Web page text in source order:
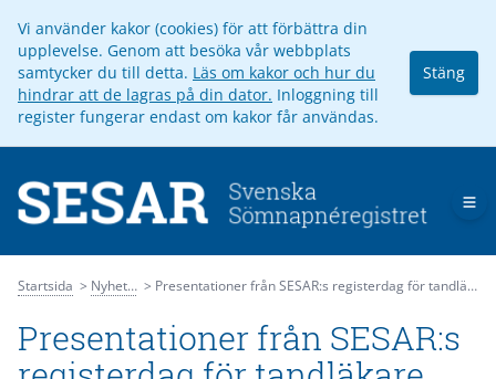
Vi använder kakor (cookies) för att förbättra din
upplevelse. Genom att besöka vår webbplats
samtycker du till detta. Läs om kakor och hur du
hindrar att de lagras på din dator. Inloggning till
register fungerar endast om kakor får användas.
Stäng
Startsida Nyheter Presentationer från SESAR:s registerdag för tandläkare
Presentationer från SESAR:s